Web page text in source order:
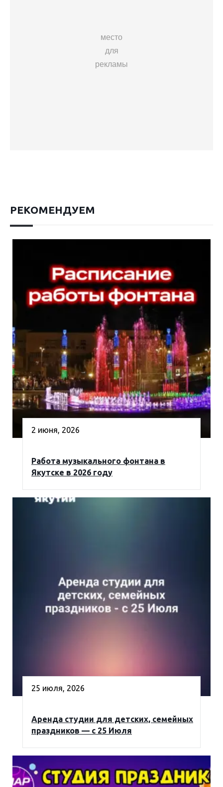
место
для
рекламы
РЕКОМЕНДУЕМ
2 июня, 2026
Работа музыкального фонтана в
Якутске в 2026 году
25 июля, 2026
Аренда студии для детских, семейных
праздников — с 25 Июля